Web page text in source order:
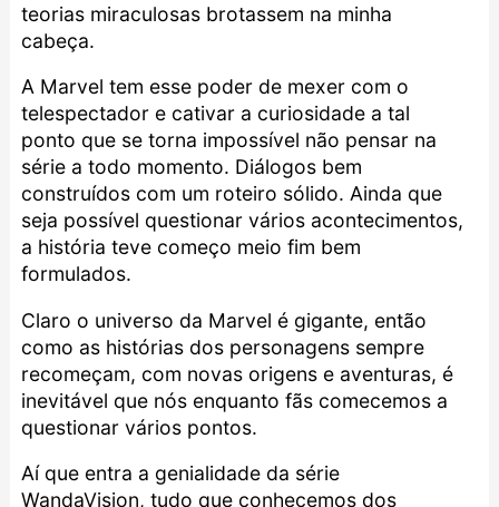
teorias miraculosas brotassem na minha
cabeça.
A Marvel tem esse poder de mexer com o
telespectador e cativar a curiosidade a tal
ponto que se torna impossível não pensar na
série a todo momento. Diálogos bem
construídos com um roteiro sólido. Ainda que
seja possível questionar vários acontecimentos,
a história teve começo meio fim bem
formulados.
Claro o universo da Marvel é gigante, então
como as histórias dos personagens sempre
recomeçam, com novas origens e aventuras, é
inevitável que nós enquanto fãs comecemos a
questionar vários pontos.
Aí que entra a genialidade da série
WandaVision, tudo que conhecemos dos